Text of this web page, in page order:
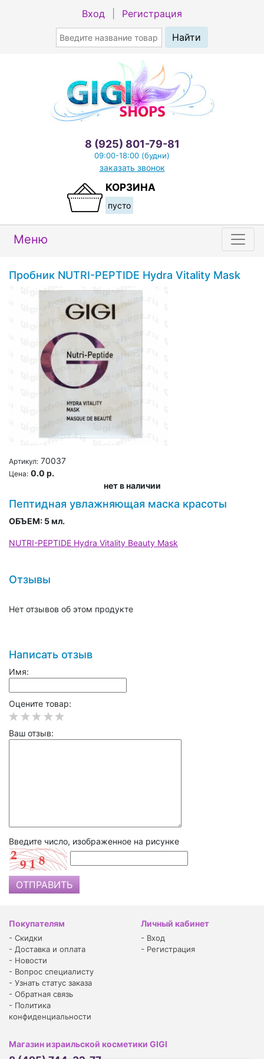
Вход Регистрация
8 (925) 801-79-81
09:00-18:00 (будни)
заказать звонок
КОРЗИНА
пусто
Меню
Пробник NUTRI-PEPTIDE Hydra Vitality Mask
Артикул: 70037
Цена: 0.0 р.
нет в наличии
Пептидная увлажняющая маска красоты
ОБЪЕМ: 5 мл.
NUTRI-PEPTIDE Hydra Vitality Beauty Mask
Отзывы
Нет отзывов об этом продукте
Написать отзыв
Имя:
Оцените товар:
Ваш отзыв:
Введите число, изображенное на рисунке
Покупателям
- Скидки
- Доставка и оплата
- Новости
- Вопрос специалисту
- Узнать статус заказа
- Обратная связь
- Политика
конфиденциальности
Личный кабинет
- Вход
- Регистрация
Магазин израильской косметики GIGI